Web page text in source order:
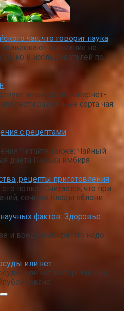
чая: что говорит наука
привлекают внимание не
но и исследователей по
множество интернет-
различные сорта чая:
с рецептами
Читайте также: Чайный
диета Польза имбиря
рецепты приготовления
польза Считается, что при
сочные плоды яблони
фактов: Здоровье:
и вреде имбиря Что надо
или нет
или нет Автор Чайный